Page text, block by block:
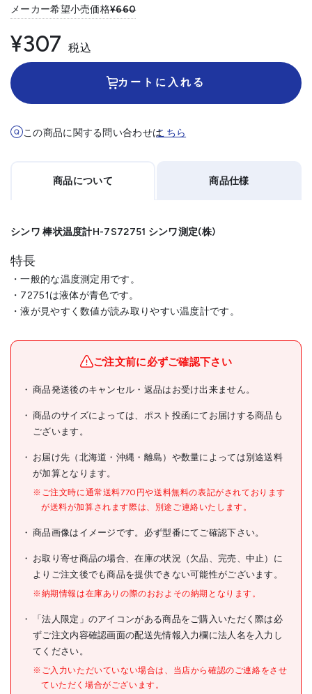
メーカー希望小売価格¥660
¥307 税込
カートに入れる
この商品に関する問い合わせはこちら
商品について
シンワ 棒状温度計H-7S72751 シンワ測定(株)
特長
・一般的な温度測定用です。
・72751は液体が青色です。
・液が見やすく数値が読み取りやすい温度計です。
商品仕様
ブランド名 シンワ
商品名 シンワ 棒状温度計H-7S
型式 72751
メーカー希望小売価格
JANコード 4960910727519
●測定温度範囲(℃):-10～65
●温度最小表示(℃):1
●液部:アルコール
●長さ(mm):300
●精度(℃):±1
セット内容/付属品
組立品
ご注文前に必ずご確認下さい
商品発送後のキャンセル・返品はお受け出来ません。
商品のサイズによっては、ポスト投函にてお届けする商品も
ございます。
お届け先（北海道・沖縄・離島）や数量によっては別途送料
が加算となります。
※ご注文時に通常送料770円や送料無料の表記がされております
が送料が加算されます際は、別途ご連絡いたします。
商品画像はイメージです。必ず型番にてご確認下さい。
お取り寄せ商品の場合、在庫の状況（欠品、完売、中止）に
よりご注文後でも商品を提供できない可能性がございます。
※納期情報は在庫ありの際のおおよその納期となります。
「法人限定」のアイコンがある商品をご購入いただく際は必
ずご注文内容確認画面の配送先情報入力欄に法人名を入力し
てください。
※ご入力いただいていない場合は、当店から確認のご連絡をさせ
ていただく場合がございます。